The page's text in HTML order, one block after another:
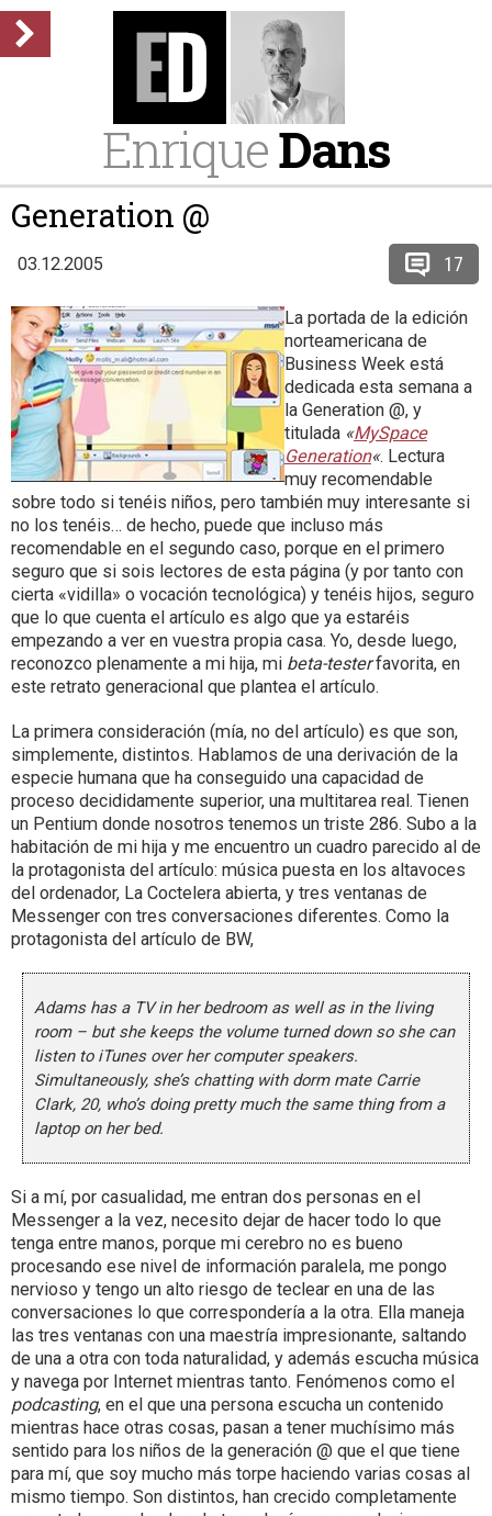
EnriqueDans
Generation @
03.12.2005 17
La portada de la edición
norteamericana de
Business Week está
dedicada esta semana a
la Generation @, y
titulada «MySpace
Generation«. Lectura
muy recomendable
sobre todo si tenéis niños, pero también muy interesante si
no los tenéis… de hecho, puede que incluso más
recomendable en el segundo caso, porque en el primero
seguro que si sois lectores de esta página (y por tanto con
cierta «vidilla» o vocación tecnológica) y tenéis hijos, seguro
que lo que cuenta el artículo es algo que ya estaréis
empezando a ver en vuestra propia casa. Yo, desde luego,
reconozco plenamente a mi hija, mi beta-testerfavorita, en
este retrato generacional que plantea el artículo.
La primera consideración (mía, no del artículo) es que son,
simplemente, distintos. Hablamos de una derivación de la
especie humana que ha conseguido una capacidad de
proceso decididamente superior, una multitarea real. Tienen
un Pentium donde nosotros tenemos un triste 286. Subo a la
habitación de mi hija y me encuentro un cuadro parecido al de
la protagonista del artículo: música puesta en los altavoces
del ordenador, La Coctelera abierta, y tres ventanas de
Messenger con tres conversaciones diferentes. Como la
protagonista del artículo de BW,
Adams has a TV in her bedroom as well as in the living
room – but she keeps the volume turned down so she can
listen to iTunes over her computer speakers.
Simultaneously, she’s chatting with dorm mate Carrie
Clark, 20, who’s doing pretty much the same thing from a
laptop on her bed.
Si a mí, por casualidad, me entran dos personas en el
Messenger a la vez, necesito dejar de hacer todo lo que
tenga entre manos, porque mi cerebro no es bueno
procesando ese nivel de información paralela, me pongo
nervioso y tengo un alto riesgo de teclear en una de las
conversaciones lo que correspondería a la otra. Ella maneja
las tres ventanas con una maestría impresionante, saltando
de una a otra con toda naturalidad, y además escucha música
y navega por Internet mientras tanto. Fenómenos como el
podcasting, en el que una persona escucha un contenido
mientras hace otras cosas, pasan a tener muchísimo más
sentido para los niños de la generación @ que el que tiene
para mí, que soy mucho más torpe haciendo varias cosas al
mismo tiempo. Son distintos, han crecido completamente